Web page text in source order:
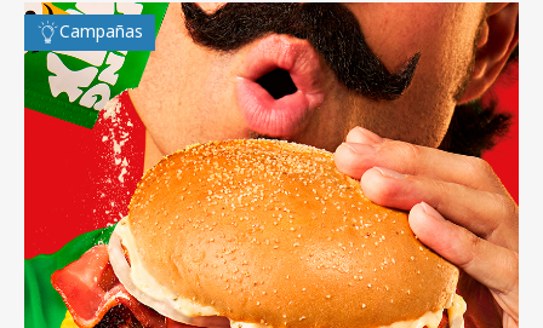
Campañas